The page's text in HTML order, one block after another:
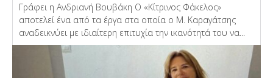
Γράφει η Ανδριανή Βουβάκη Ο «Κίτρινος Φάκελος»
αποτελεί ένα από τα έργα στα οποία ο Μ. Καραγάτσης
αναδεικνύει με ιδιαίτερη επιτυχία την ικανότητά του να...